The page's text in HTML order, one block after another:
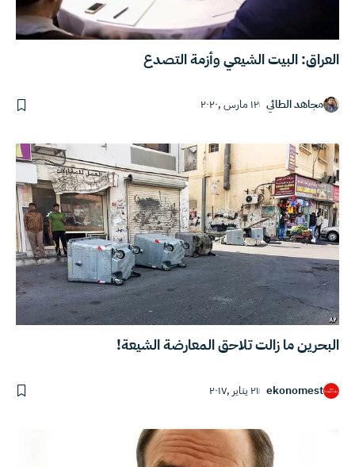
العراق: البيت الشيعي وأزمة التصدع
مجاهد الطائي ١٢ مارس ,٢٠٢٠
البحرين ما زالت تلاحق المعارضة الشيعة!
ekonomest ٢١ يناير ,٢٠١٧